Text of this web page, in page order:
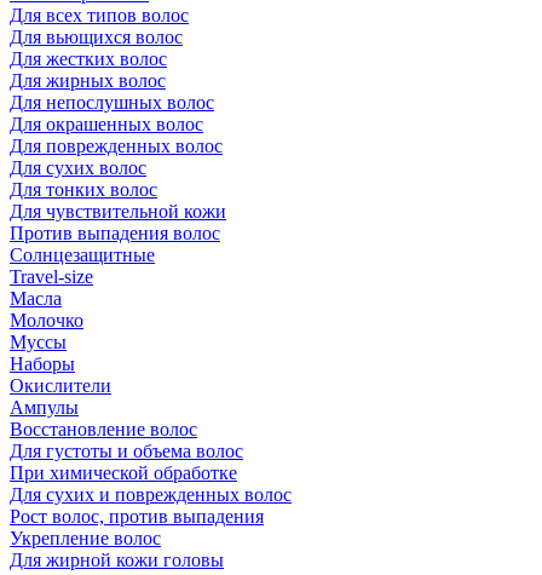
Для всех типов волос
Для вьющихся волос
Для жестких волос
Для жирных волос
Для непослушных волос
Для окрашенных волос
Для поврежденных волос
Для сухих волос
Для тонких волос
Для чувствительной кожи
Против выпадения волос
Солнцезащитные
Travel-size
Масла
Молочко
Муссы
Наборы
Окислители
Ампулы
Восстановление волос
Для густоты и объема волос
При химической обработке
Для сухих и поврежденных волос
Рост волос, против выпадения
Укрепление волос
Для жирной кожи головы